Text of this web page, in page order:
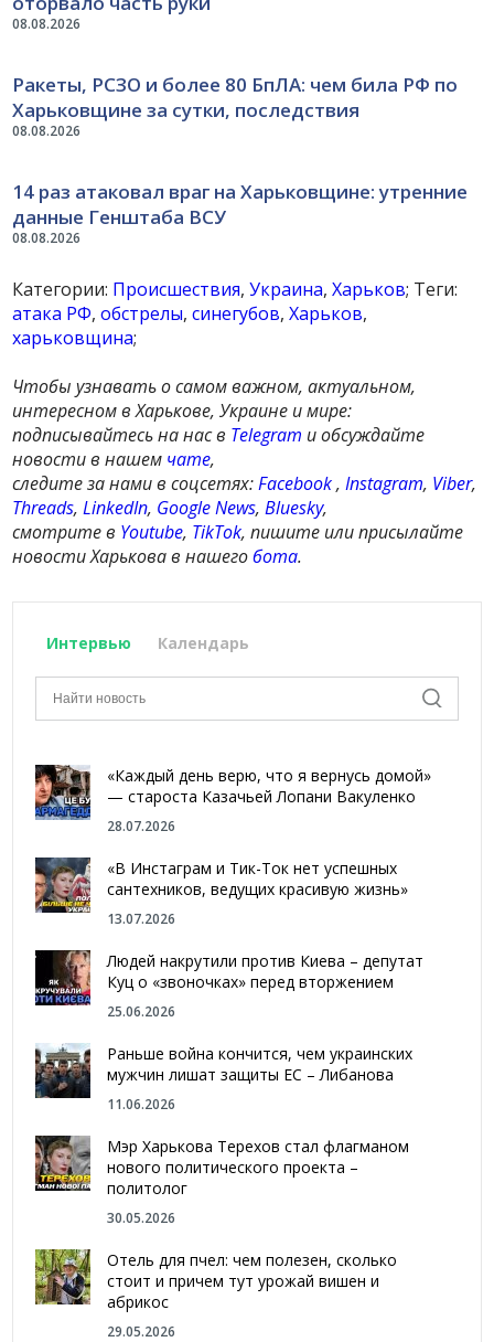
08.08.2026
08.08.2026
Ракеты, РСЗО и более 80 БпЛА: чем била РФ по
Харьковщине за сутки, последствия
08.08.2026
14 раз атаковал враг на Харьковщине: утренние
данные Генштаба ВСУ
Категории: Происшествия,Украина,Харьков; Теги:
атака РФ,обстрелы,синегубов,Харьков,
харьковщина;
Чтобы узнавать о самом важном, актуальном,
интересном в Харькове, Украине и мире:
подписывайтесь на нас в Telegram и обсуждайте
новости в нашем чате,
следите за нами в соцсетях:Facebook,Instagram, Viber,
Threads,LinkedIn, Google News,Bluesky,
смотрите в Youtube, TikTok, пишите или присылайте
новости Харькова в нашегобота.
Интервью Календарь
«Каждый день верю, что я вернусь домой»
— староста Казачьей Лопани Вакуленко
28.07.2026
«В Инстаграм и Тик-Ток нет успешных
сантехников, ведущих красивую жизнь»
13.07.2026
Людей накрутили против Киева – депутат
Куц о «звоночках» перед вторжением
25.06.2026
Раньше война кончится, чем украинских
мужчин лишат защиты ЕС – Либанова
11.06.2026
Мэр Харькова Терехов стал флагманом
нового политического проекта –
политолог
30.05.2026
Отель для пчел: чем полезен, сколько
стоит и причем тут урожай вишен и
абрикос
29.05.2026